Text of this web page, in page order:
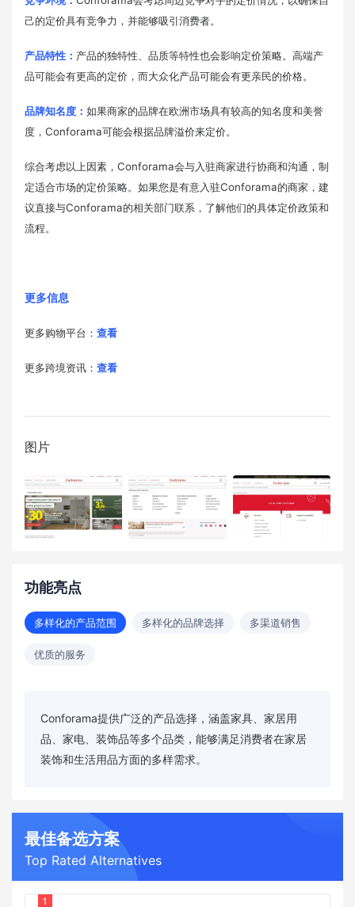
己的定价具有竞争力，并能够吸引消费者。
产品特性： 产品的独特性、品质等特性也会影响定价策略。高端产
品可能会有更高的定价，而大众化产品可能会有更亲民的价格。
品牌知名度： 如果商家的品牌在欧洲市场具有较高的知名度和美誉
度，Conforama可能会根据品牌溢价来定价。
综合考虑以上因素，Conforama会与入驻商家进行协商和沟通，制
定适合市场的定价策略。如果您是有意入驻Conforama的商家，建
议直接与Conforama的相关部门联系，了解他们的具体定价政策和
流程。
更多信息
更多购物平台： 查看
更多跨境资讯： 查看
图片
功能亮点
多样化的产品范围 多样化的品牌选择 多渠道销售
优质的服务
Conforama提供广泛的产品选择，涵盖家具、家居用
品、家电、装饰品等多个品类，能够满足消费者在家居
装饰和生活用品方面的多样需求。
最佳备选方案
Top Rated Alternatives